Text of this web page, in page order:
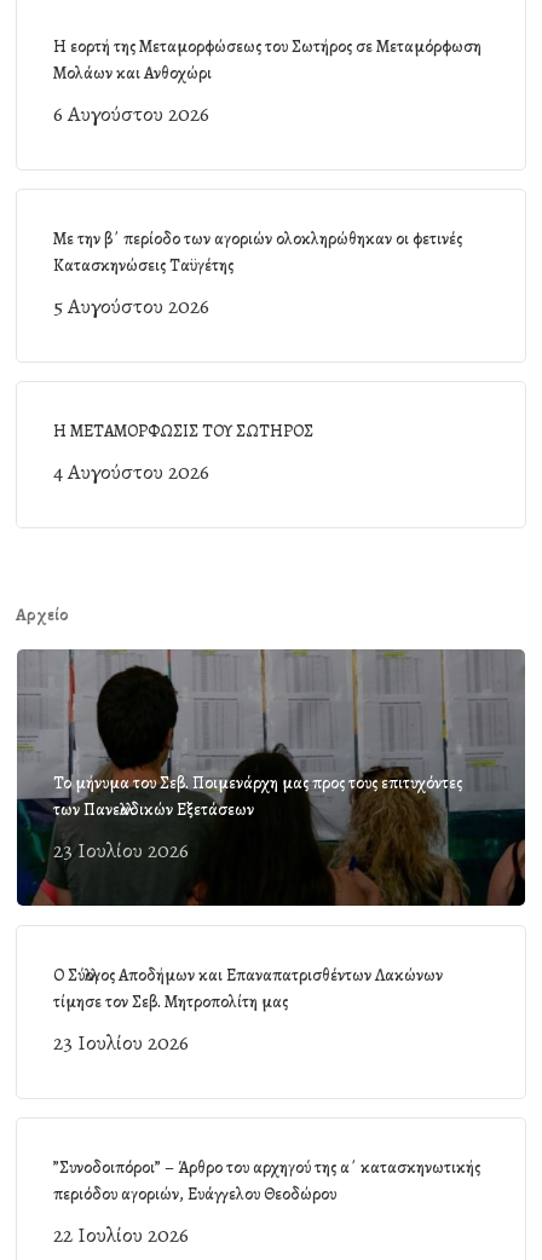
Η εορτή της Μεταμορφώσεως του Σωτήρος σε Μεταμόρφωση
Μολάων και Ανθοχώρι
6 Αυγούστου 2026
Με την β΄ περίοδο των αγοριών ολοκληρώθηκαν οι φετινές
Κατασκηνώσεις Ταϋγέτης
5 Αυγούστου 2026
Η ΜΕΤΑΜΟΡΦΩΣΙΣ ΤΟΥ ΣΩΤΗΡΟΣ
4 Αυγούστου 2026
Αρχείο
Το μήνυμα του Σεβ. Ποιμενάρχη μας προς τους επιτυχόντες
των Πανελλαδικών Εξετάσεων
23 Ιουλίου 2026
Ο Σύλλογος Αποδήμων και Επαναπατρισθέντων Λακώνων
τίμησε τον Σεβ. Μητροπολίτη μας
23 Ιουλίου 2026
”Συνοδοιπόροι” – Άρθρο του αρχηγού της α΄ κατασκηνωτικής
περιόδου αγοριών, Ευάγγελου Θεοδώρου
22 Ιουλίου 2026